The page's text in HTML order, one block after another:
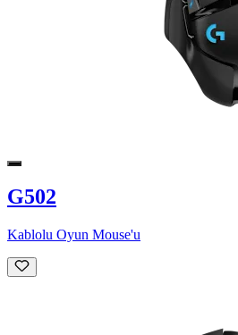
G502
Kablolu Oyun Mouse'u